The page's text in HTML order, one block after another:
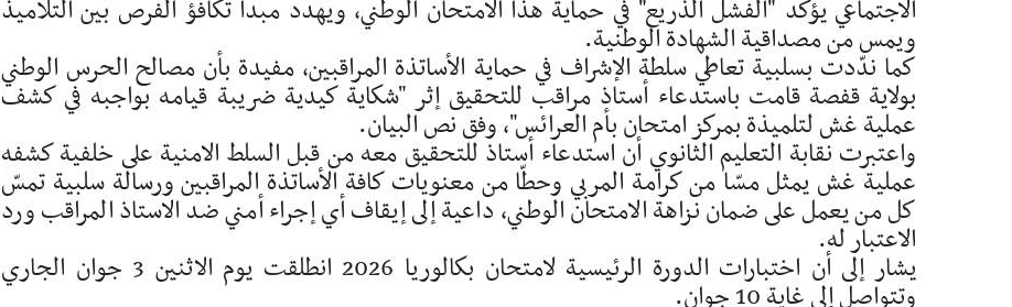
الاجتماعي يؤكد "الفشل الذريع" في حماية هذا الامتحان الوطني، ويهدد مبدأ تكافؤ الفرص بين التلاميذ
ويمس من مصداقية الشهادة الوطنية.
كما ندّدت بسلبية تعاطي سلطة الإشراف في حماية الأساتذة المراقبين، مفيدة بأن مصالح الحرس الوطني
بولاية قفصة قامت باستدعاء أستاذ مراقب للتحقيق إثر "شكاية كيدية ضريبة قيامه بواجبه في كشف
عملية غش لتلميذة بمركز امتحان بأم العرائس"، وفق نص البيان.
واعتبرت نقابة التعليم الثانوي أن استدعاء أستاذ للتحقيق معه من قبل السلط الامنية على خلفية كشفه
عملية غش يمثل مسّا من كرامة المربي وحطّا من معنويات كافة الأساتذة المراقبين ورسالة سلبية تمسّ
كل من يعمل على ضمان نزاهة الامتحان الوطني، داعية إلى إيقاف أي إجراء أمني ضد الاستاذ المراقب ورد
الاعتبار له.
يشار إلى أن اختبارات الدورة الرئيسية لامتحان بكالوريا 2026 انطلقت يوم الاثنين 3 جوان الجاري
وتتواصل إلى غاية 10 جوان.